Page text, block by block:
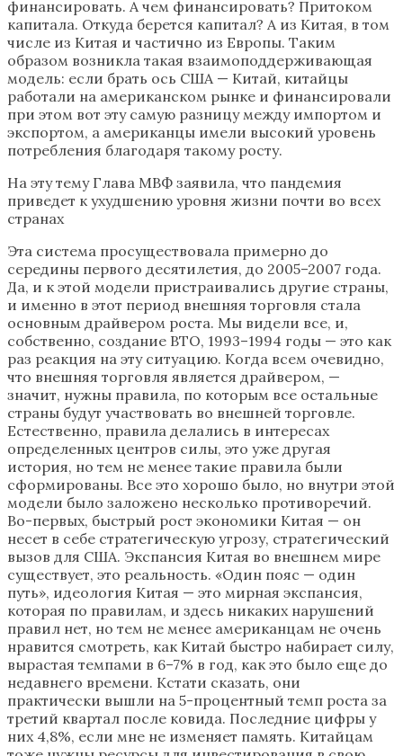
финансировать. А чем финансировать? Притоком
капитала. Откуда берется капитал? А из Китая, в том
числе из Китая и частично из Европы. Таким
образом возникла такая взаимоподдерживающая
модель: если брать ось США — Китай, китайцы
работали на американском рынке и финансировали
при этом вот эту самую разницу между импортом и
экспортом, а американцы имели высокий уровень
потребления благодаря такому росту.
На эту тему Глава МВФ заявила, что пандемия
приведет к ухудшению уровня жизни почти во всех
странах
Эта система просуществовала примерно до
середины первого десятилетия, до 2005–2007 года.
Да, и к этой модели пристраивались другие страны,
и именно в этот период внешняя торговля стала
основным драйвером роста. Мы видели все, и,
собственно, создание ВТО, 1993–1994 годы — это как
раз реакция на эту ситуацию. Когда всем очевидно,
что внешняя торговля является драйвером, —
значит, нужны правила, по которым все остальные
страны будут участвовать во внешней торговле.
Естественно, правила делались в интересах
определенных центров силы, это уже другая
история, но тем не менее такие правила были
сформированы. Все это хорошо было, но внутри этой
модели было заложено несколько противоречий.
Во-первых, быстрый рост экономики Китая — он
несет в себе стратегическую угрозу, стратегический
вызов для США. Экспансия Китая во внешнем мире
существует, это реальность. «Один пояс — один
путь», идеология Китая — это мирная экспансия,
которая по правилам, и здесь никаких нарушений
правил нет, но тем не менее американцам не очень
нравится смотреть, как Китай быстро набирает силу,
вырастая темпами в 6–7% в год, как это было еще до
недавнего времени. Кстати сказать, они
практически вышли на 5-процентный темп роста за
третий квартал после ковида. Последние цифры у
них 4,8%, если мне не изменяет память. Китайцам